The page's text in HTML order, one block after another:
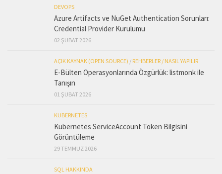
DEVOPS
Azure Artifacts ve NuGet Authentication Sorunları:
Credential Provider Kurulumu
02 ŞUBAT 2026
AÇIK KAYNAK (OPEN SOURCE) / REHBERLER / NASIL YAPILIR
E-Bülten Operasyonlarında Özgürlük: listmonk ile
Tanışın
01 ŞUBAT 2026
KUBERNETES
Kubernetes ServiceAccount Token Bilgisini
Görüntüleme
29 TEMMUZ 2026
SQL HAKKINDA